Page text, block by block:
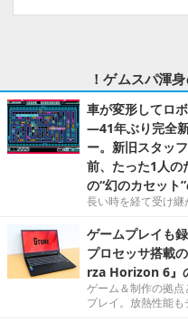
！ゲムスパ渾
車が変形してロ
―41年ぶり完全
ー。新旧スタッ
前、たった1人の
の“幻のカセット
長い時を経て受け継
ゲームプレイも
プロセッサ搭載
rza Horizon 6』
ゲーム＆制作の拠
プレイ。放熱性能も